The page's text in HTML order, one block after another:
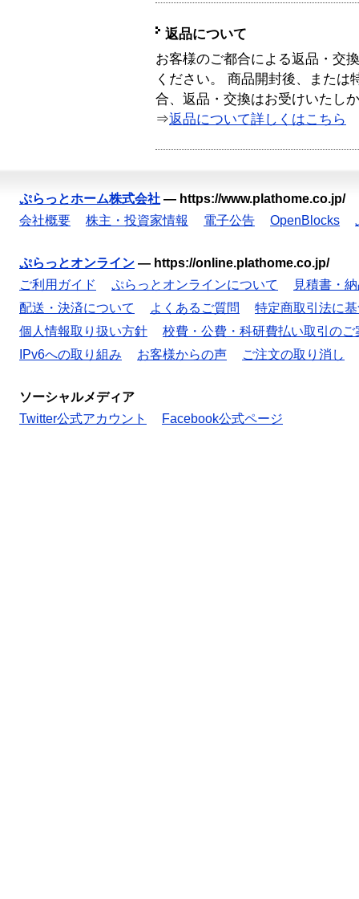
返品について
お客様のご都合による返品・交
ください。 商品開封後、または
合、返品・交換はお受けいたし
⇒返品について詳しくはこちら
ぷらっとホーム株式会社 — https://www.plathome.co.jp/
会社概要
株主・投資家情報 電子公告 OpenBlocks
ぷらっとオンライン — https://online.plathome.co.jp/
ご利用ガイド
ぷらっとオンラインについて
見積書・
配送・決済について
よくあるご質問
特定商取引法に
個人情報取り扱い方針
校費・公費・科研費払い取引のご
IPv6への取り組み
お客様からの声 ご注文の取り消し
ソーシャルメディア
Twitter公式アカウント
Facebook公式ページ